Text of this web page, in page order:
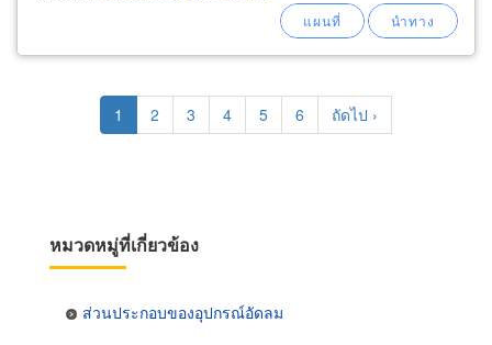
PaginationCurrent
page
1 Page
2 Page
3 Page
4 Page
5 Page
6
Next
page
ถัดไป ›
หมวดหมู่ที่เกี่ยวข้อง
ส่วนประกอบของอุปกรณ์อัดลม